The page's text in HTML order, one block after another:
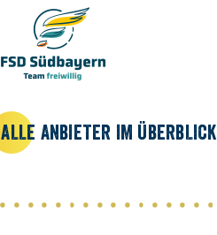
ALLE ANBIETER IM ÜBERBLICK